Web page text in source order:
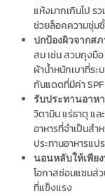
แห้งมากเกินไป ร
ช่วยล็อคความชุ่ม
ปกป้องผิวจากส
สม เช่น สวมถุงมื
ผ้าน้ำหนักเบาที่ร
กันแดดที่มีค่า
รับประทานอาห
วิตามิน แร่ธาตุ แล
อาหารที่จำเป็นส
ประทานอาหารแ
นอนหลับให้เพีย
โอกาสซ่อมแซมส่
ที่แข็งแรง